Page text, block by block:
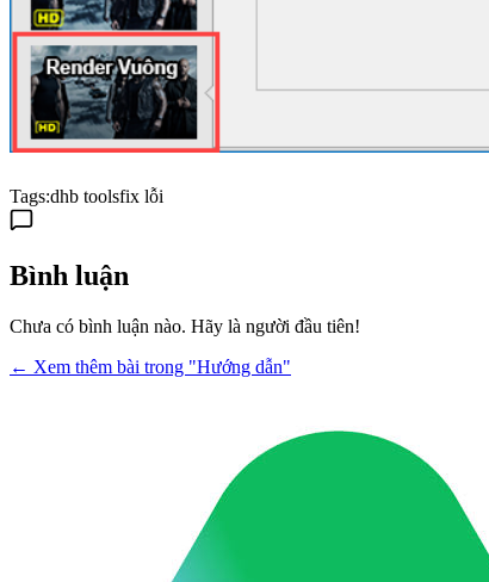
Tags:dhb toolsfix lỗi
Bình luận
Chưa có bình luận nào. Hãy là người đầu tiên!
← Xem thêm bài trong "Hướng dẫn"